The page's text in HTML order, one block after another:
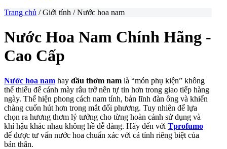
Trang chủ / Giới tính / Nước hoa nam
Nước Hoa Nam Chính Hãng -
Cao Cấp
Nước hoa nam hay dầu thơm nam là “món phụ kiện” không
thể thiếu để cánh mày râu trở nên tự tin hơn trong giao tiếp hàng
ngày. Thể hiện phong cách nam tính, bản lĩnh đàn ông và khiến
chàng cuốn hút hơn trong mắt đối phương. Tuy nhiên để lựa
chọn ra hương thơm lý tưởng cho từng hoàn cảnh sử dụng và
khí hậu khác nhau không hề dễ dàng. Hãy đến với Tprofumo
để được tư vấn nước hoa chuẩn xác với cá tính riêng biệt của
bản thân.